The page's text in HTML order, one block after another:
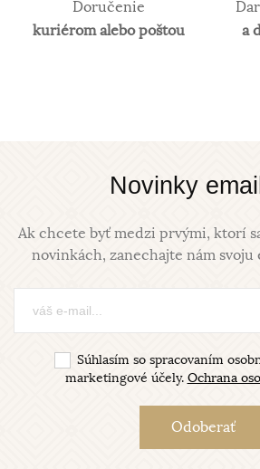
Doručenie
kuriérom alebo poštou
a
Novinky
Ak chcete byť medzi prvými, ktorí
novinkách, zanechajte nám svoju
Súhlasím so spracovaním
marketingové účely. Ochrana